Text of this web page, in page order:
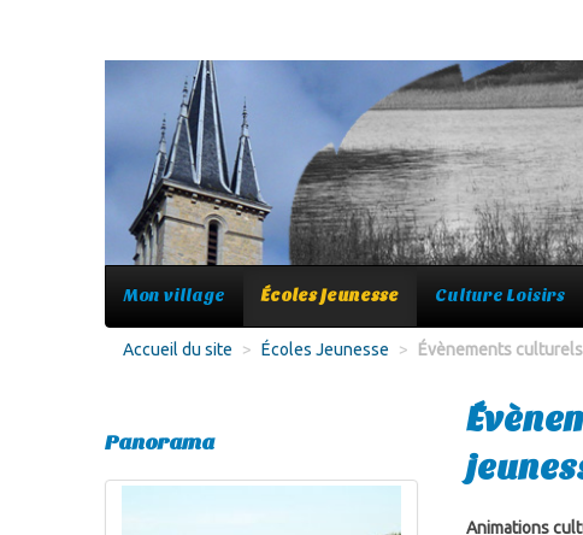
Mon village Écoles Jeunesse Culture Loisirs
Accueil du site > Écoles Jeunesse > Évènements
Animations
Panorama